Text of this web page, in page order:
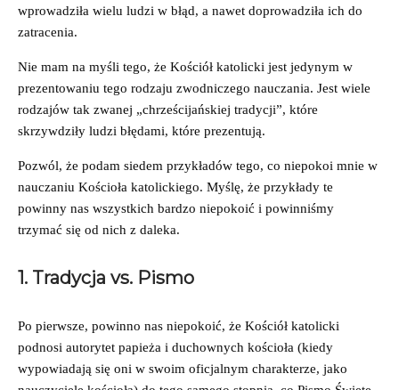
wprowadziła wielu ludzi w błąd, a nawet doprowadziła ich do
zatracenia.
Nie mam na myśli tego, że Kościół katolicki jest jedynym w
prezentowaniu tego rodzaju zwodniczego nauczania. Jest wiele
rodzajów tak zwanej „chrześcijańskiej tradycji”, które
skrzywdziły ludzi błędami, które prezentują.
Pozwól, że podam siedem przykładów tego, co niepokoi mnie w
nauczaniu Kościoła katolickiego. Myślę, że przykłady te
powinny nas wszystkich bardzo niepokoić i powinniśmy
trzymać się od nich z daleka.
1. Tradycja vs. Pismo
Po pierwsze, powinno nas niepokoić, że Kościół katolicki
podnosi autorytet papieża i duchownych kościoła (kiedy
wypowiadają się oni w swoim oficjalnym charakterze, jako